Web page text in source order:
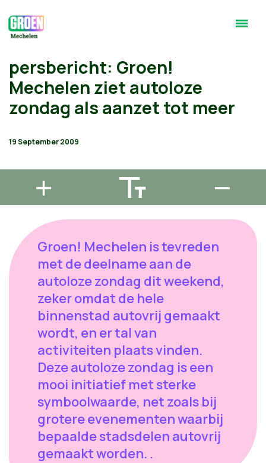
persbericht: Groen!
Mechelen ziet autoloze
zondag als aanzet tot meer
19 September 2009
Groen! Mechelen is tevreden
met de deelname aan de
autoloze zondag dit weekend,
zeker omdat de hele
binnenstad autovrij gemaakt
wordt, en er tal van
activiteiten plaats vinden.
Deze autoloze zondag is een
mooi initiatief met sterke
symboolwaarde, net zoals bij
grotere evenementen waarbij
bepaalde stadsdelen autovrij
gemaakt worden. .